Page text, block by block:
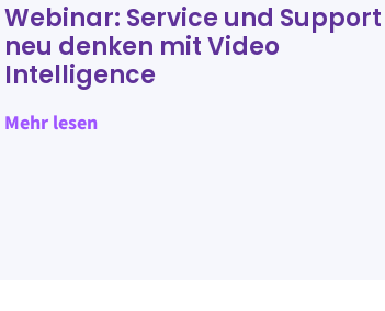
Webinar: Service und Support
neu denken mit Video
Intelligence
Mehr lesen